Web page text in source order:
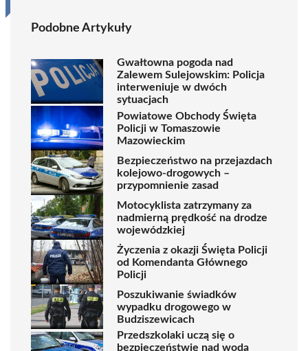
Podobne Artykuły
Gwałtowna pogoda nad
Zalewem Sulejowskim: Policja
interweniuje w dwóch
sytuacjach
Powiatowe Obchody Święta
Policji w Tomaszowie
Mazowieckim
Bezpieczeństwo na przejazdach
kolejowo-drogowych –
przypomnienie zasad
Motocyklista zatrzymany za
nadmierną prędkość na drodze
wojewódzkiej
Życzenia z okazji Święta Policji
od Komendanta Głównego
Policji
Poszukiwanie świadków
wypadku drogowego w
Budziszewicach
Przedszkolaki uczą się o
bezpieczeństwie nad wodą